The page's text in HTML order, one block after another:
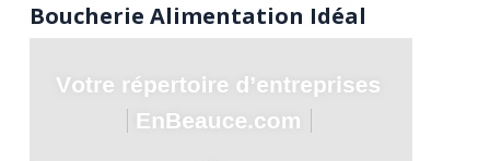
Boucherie Alimentation Idéal